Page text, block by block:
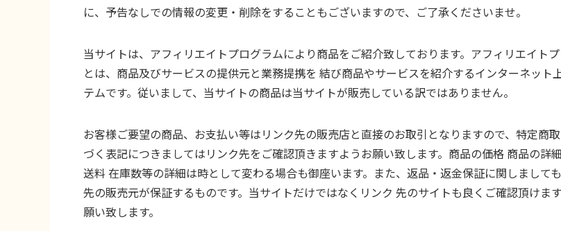
に、予告なしでの情報の変更・削除をすることもございますので、ご了承くださいませ。
当サイトは、アフィリエイトプログラムにより商品をご紹介致しております。アフィリエイト
とは、商品及びサービスの提供元と業務提携を 結び商品やサービスを紹介するインターネット
テムです。従いまして、当サイトの商品は当サイトが販売している訳ではありません。
お客様ご要望の商品、お支払い等はリンク先の販売店と直接のお取引となりますので、特定商
づく表記につきましてはリンク先をご確認頂きますようお願い致します。商品の価格 商品の詳
送料 在庫数等の詳細は時として変わる場合も御座います。また、返品・返金保証に関しまして
先の販売元が保証するものです。当サイトだけではなくリンク 先のサイトも良くご確認頂けま
願い致します。